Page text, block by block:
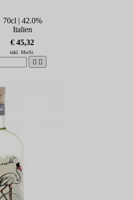
70cl | 42.0%
Italien
€ 45,32
inkl. MwSt.
 